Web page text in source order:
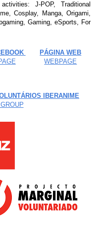
J-POP, Traditional
Cosplay, Manga, Origami,
Gaming, eSports, For
PÁGINA WEB
WEBPAGE
IBERANIME